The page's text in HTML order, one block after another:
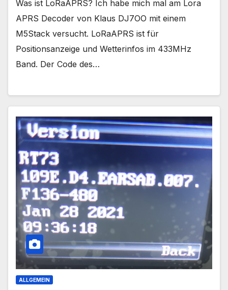
Was ist LoRaAPRS? Ich habe mich mal am Lora
APRS Decoder von Klaus DJ7OO mit einem
M5Stack versucht. LoRaAPRS ist für
Positionsanzeige und Wetterinfos im 433MHz
Band. Der Code des…
ALLGEMEIN